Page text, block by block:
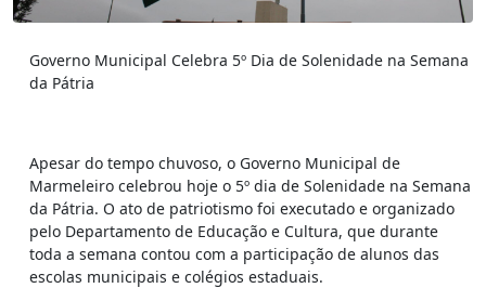
Governo Municipal Celebra 5º Dia de Solenidade na Semana
da Pátria
Apesar do tempo chuvoso, o Governo Municipal de
Marmeleiro celebrou hoje o 5º dia de Solenidade na Semana
da Pátria. O ato de patriotismo foi executado e organizado
pelo Departamento de Educação e Cultura, que durante
toda a semana contou com a participação de alunos das
escolas municipais e colégios estaduais.